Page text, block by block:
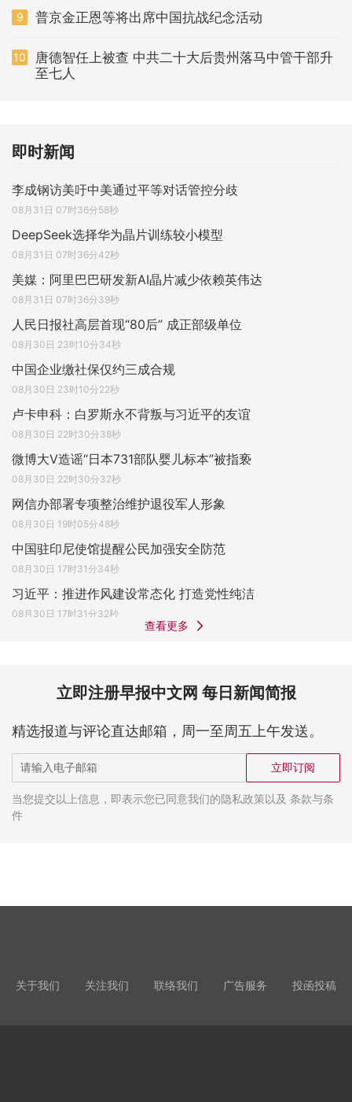
9 普京金正恩等将出席中国抗战纪念活动
10
唐德智任上被查 中共二十大后贵州落马中管干部升
至七人
即时新闻
李成钢访美吁中美通过平等对话管控分歧
08月31日 07时36分58秒
DeepSeek选择华为晶片训练较小模型
08月31日 07时36分42秒
美媒：阿里巴巴研发新AI晶片减少依赖英伟达
08月31日 07时36分39秒
人民日报社高层首现“80后” 成正部级单位
08月30日 23时10分34秒
中国企业缴社保仅约三成合规
08月30日 23时10分22秒
卢卡申科：白罗斯永不背叛与习近平的友谊
08月30日 22时30分38秒
微博大V造谣“日本731部队婴儿标本”被指亵
08月30日 22时30分32秒
网信办部署专项整治维护退役军人形象
08月30日 19时05分48秒
中国驻印尼使馆提醒公民加强安全防范
08月30日 17时31分34秒
习近平：推进作风建设常态化 打造党性纯洁
08月30日 17时31分32秒
查看更多
立即注册早报中文网 每日新闻简报
精选报道与评论直达邮箱，周一至周五上午发送。
立即订阅
当您提交以上信息，即表示您已同意我们的隐私政策以及 条款与条
件
关于我们 关注我们 联络我们 广告服务 投函投稿